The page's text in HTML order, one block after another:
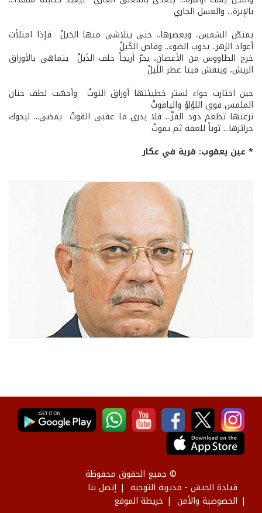
بالإبرة... والعسل الجاري
يمتصّ الشمس.. ويعصرها.. حتى يتلاشى منها الحَيلْ فإذا امتلأت
أعواد الزهر.. يذوب الضوء.. وفاض الكَيلْ
خرج الطاووس من الأغصان، يجرّ أريجاً خلف الذَيلْ يتماهى بالأوراق
الريش، وينفش فينا عطر اللَيلْ
حين اختارت حواء لستر خطيئتها أوراق التوتْ وأحسّت لطف حنان
الملمس فوق اللؤلؤ والياقوتْ
نزعتها تطعم دود القزّ... فلا يدري ما عقبى القوتْ يمضي... ليحوك
حرائرها... ثوباً للعفة ثم يموتْ
* عين يعقوب: قرية في عكار
© جميع الحقوق محفوظة
قيادة الجيش - مديرية التوجيه
إتصل بنا
الخصوصية والأمن
خريطة الموقع